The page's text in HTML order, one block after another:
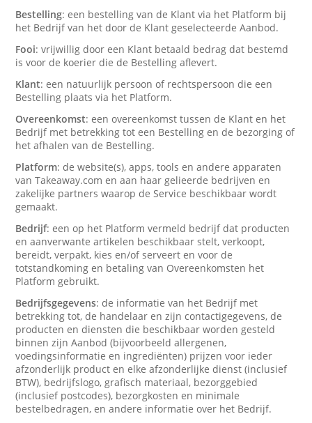
Bestelling: een bestelling van de Klant via het Platform bij
het Bedrijf van het door de Klant geselecteerde Aanbod.
Fooi: vrijwillig door een Klant betaald bedrag dat bestemd
is voor de koerier die de Bestelling aflevert.
Klant: een natuurlijk persoon of rechtspersoon die een
Bestelling plaats via het Platform.
Overeenkomst: een overeenkomst tussen de Klant en het
Bedrijf met betrekking tot een Bestelling en de bezorging of
het afhalen van de Bestelling.
Platform: de website(s), apps, tools en andere apparaten
van Takeaway.com en aan haar gelieerde bedrijven en
zakelijke partners waarop de Service beschikbaar wordt
gemaakt.
Bedrijf: een op het Platform vermeld bedrijf dat producten
en aanverwante artikelen beschikbaar stelt, verkoopt,
bereidt, verpakt, kies en/of serveert en voor de
totstandkoming en betaling van Overeenkomsten het
Platform gebruikt.
Bedrijfsgegevens: de informatie van het Bedrijf met
betrekking tot, de handelaar en zijn contactigegevens, de
producten en diensten die beschikbaar worden gesteld
binnen zijn Aanbod (bijvoorbeeld allergenen,
voedingsinformatie en ingrediënten) prijzen voor ieder
afzonderlijk product en elke afzonderlijke dienst (inclusief
BTW), bedrijfslogo, grafisch materiaal, bezorggebied
(inclusief postcodes), bezorgkosten en minimale
bestelbedragen, en andere informatie over het Bedrijf.